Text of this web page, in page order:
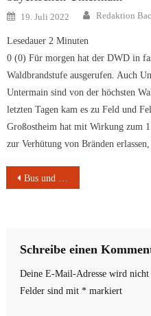
Posted
on
19. Juli 2022 Author
Redaktion
Lesedauer 2 Minuten
0 (0) Für morgen hat der DWD in
Waldbrandstufe ausgerufen. Auch
Untermain sind von der höchsten
letzten Tagen kam es zu Feld und
Großostheim hat mit Wirkung zum
zur Verhütung von Bränden
Beitragsnavigation
Bus und Bahn im ländlichen Raum stärken
Schreibe einen
Deine E-Mail-Adresse wird
Felder sind mit *markiert